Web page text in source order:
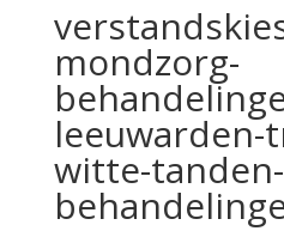
mondzorg-
leeuwarden-
witte-